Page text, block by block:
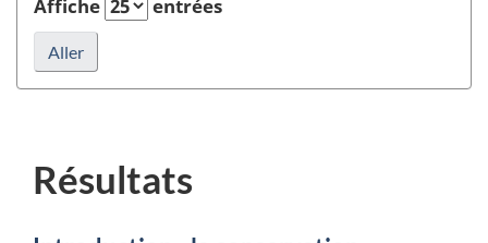
Auteur
Affiche
entrées
Résultats